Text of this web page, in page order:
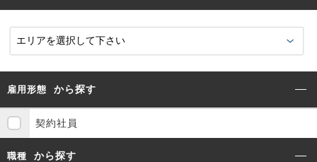
雇用形態 から探す
契約社員
職種 から探す